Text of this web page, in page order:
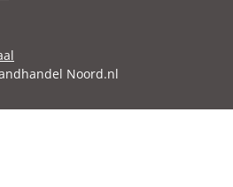
Noord.nl